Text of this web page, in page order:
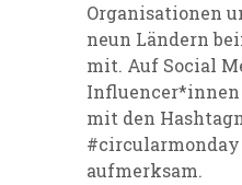
Organisationen
neun Ländern
mit. Auf Social
mit den
#circularmonday
aufmerksam.